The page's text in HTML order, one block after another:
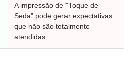
A impressão de "Toque de
Seda" pode gerar expectativas
que não são totalmente
atendidas.